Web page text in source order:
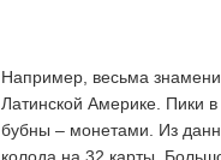
Например, весьма
Латинской Америке. Пики
бубны – монетами. Из